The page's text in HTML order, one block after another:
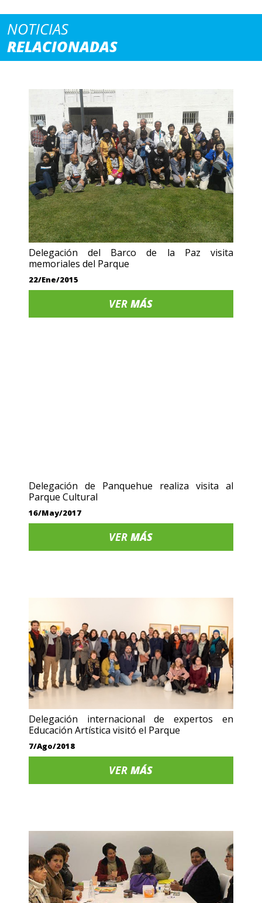
NOTICIAS
RELACIONADAS
Delegación del Barco de la Paz visita
memoriales del Parque
22/Ene/2015
VERMÁS
Delegación de Panquehue realiza visita al
Parque Cultural
16/May/2017
VERMÁS
Delegación internacional de expertos en
Educación Artística visitó el Parque
7/Ago/2018
VERMÁS